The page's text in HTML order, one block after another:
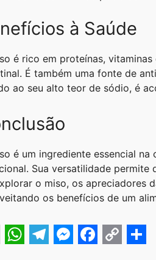
à Saúde
é rico em proteínas,
É também uma fonte de
ao seu alto teor de sódio, é
é um ingrediente essencial
Sua versatilidade permite
o miso, os apreciadores
os benefícios de um